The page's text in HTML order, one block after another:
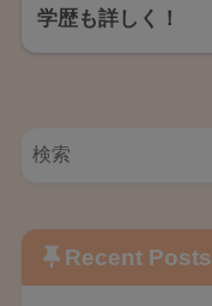
学歴も詳しく！
Recent Posts